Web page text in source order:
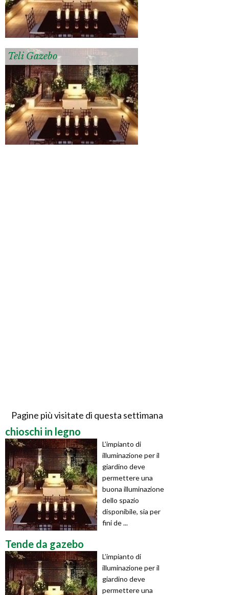
Teli Gazebo
Pagine più visitate di questa settimana
chioschi in legno
L’impianto di
illuminazione per il
giardino deve
permettere una
buona illuminazione
dello spazio
disponibile, sia per
fini de ...
Tende da gazebo
L’impianto di
illuminazione per il
giardino deve
permettere una